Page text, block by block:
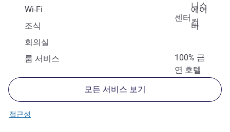
니스
센터
Wi-Fi
에어
컨
조식
바
회의실
100% 금
연 호텔
룸 서비스
모든 서비스 보기
접근성